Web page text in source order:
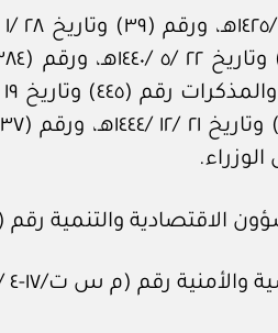
رقم (١٠-٣٦ /٤٢/د) وتاريخ ١٠ /٩ /١٤٤٢هـ.
ت/١٧-٤ /٤٥) وتاريخ ٣ /٤ /١٤٤٥هـ.